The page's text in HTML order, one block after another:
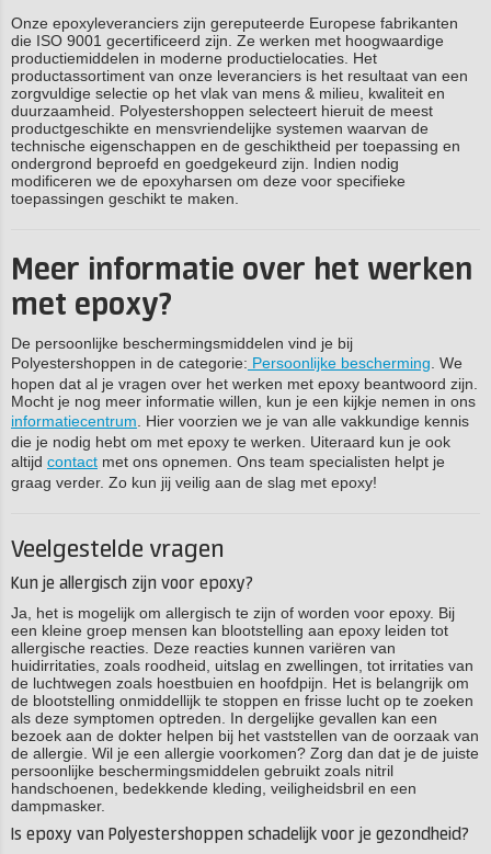
Onze epoxyleveranciers zijn gereputeerde Europese fabrikanten
die ISO 9001 gecertificeerd zijn. Ze werken met hoogwaardige
productiemiddelen in moderne productielocaties. Het
productassortiment van onze leveranciers is het resultaat van een
zorgvuldige selectie op het vlak van mens & milieu, kwaliteit en
duurzaamheid. Polyestershoppen selecteert hieruit de meest
productgeschikte en mensvriendelijke systemen waarvan de
technische eigenschappen en de geschiktheid per toepassing en
ondergrond beproefd en goedgekeurd zijn. Indien nodig
modificeren we de epoxyharsen om deze voor specifieke
toepassingen geschikt te maken.
Meer informatie over het werken
met epoxy?
De persoonlijke beschermingsmiddelen vind je bij
Polyestershoppen in de categorie: Persoonlijke bescherming . We
hopen dat al je vragen over het werken met epoxy beantwoord zijn.
Mocht je nog meer informatie willen, kun je een kijkje nemen in ons
informatiecentrum . Hier voorzien we je van alle vakkundige kennis
die je nodig hebt om met epoxy te werken. Uiteraard kun je ook
altijd contact met ons opnemen. Ons team specialisten helpt je
graag verder. Zo kun jij veilig aan de slag met epoxy!
Veelgestelde vragen
Kun je allergisch zijn voor epoxy?
Ja, het is mogelijk om allergisch te zijn of worden voor epoxy. Bij
een kleine groep mensen kan blootstelling aan epoxy leiden tot
allergische reacties. Deze reacties kunnen variëren van
huidirritaties, zoals roodheid, uitslag en zwellingen, tot irritaties van
de luchtwegen zoals hoestbuien en hoofdpijn. Het is belangrijk om
de blootstelling onmiddellijk te stoppen en frisse lucht op te zoeken
als deze symptomen optreden. In dergelijke gevallen kan een
bezoek aan de dokter helpen bij het vaststellen van de oorzaak van
de allergie. Wil je een allergie voorkomen? Zorg dan dat je de juiste
persoonlijke beschermingsmiddelen gebruikt zoals nitril
handschoenen, bedekkende kleding, veiligheidsbril en een
dampmasker.
Is epoxy van Polyestershoppen schadelijk voor je gezondheid?